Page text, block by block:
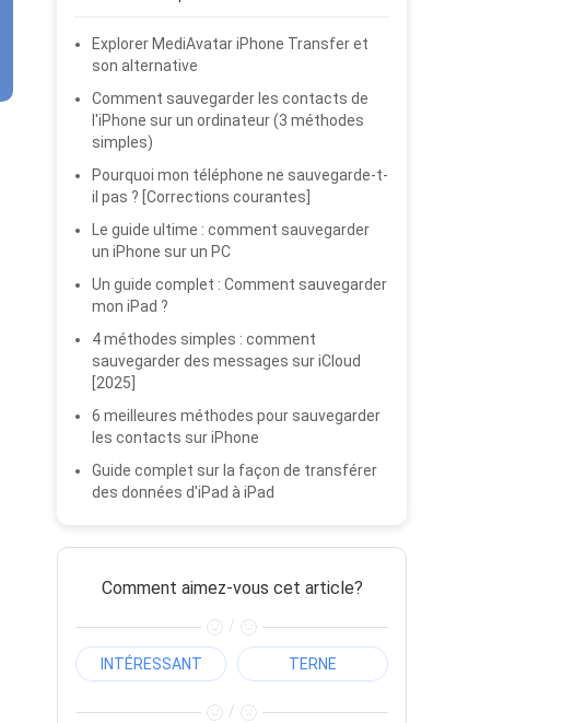
Explorer MediAvatar iPhone Transfer et
son alternative
Comment sauvegarder les contacts de
l'iPhone sur un ordinateur (3 méthodes
simples)
Pourquoi mon téléphone ne sauvegarde-t-
il pas ? [Corrections courantes]
Le guide ultime : comment sauvegarder
un iPhone sur un PC
Un guide complet : Comment sauvegarder
mon iPad ?
4 méthodes simples : comment
sauvegarder des messages sur iCloud
[2025]
6 meilleures méthodes pour sauvegarder
les contacts sur iPhone
Guide complet sur la façon de transférer
des données d'iPad à iPad
Comment aimez-vous cet article?
/
INTÉRESSANT TERNE
/